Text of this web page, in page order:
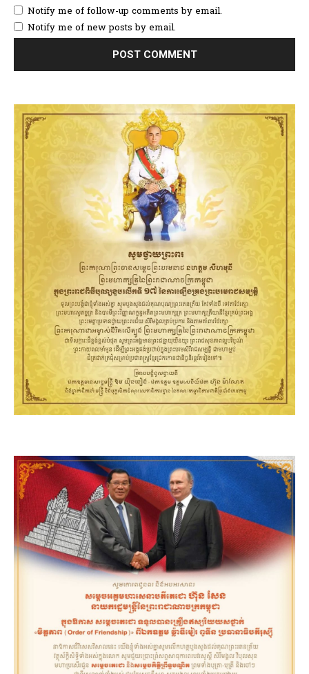
Notify me of follow-up comments by email.
Notify me of new posts by email.